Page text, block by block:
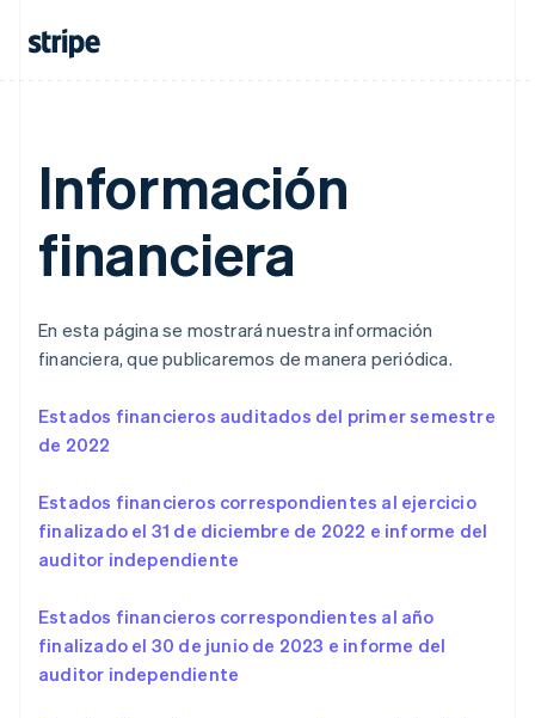
Información
financiera
En esta página se mostrará nuestra información
financiera, que publicaremos de manera periódica.
Estados financieros auditados del primer semestre
de 2022
Estados financieros correspondientes al ejercicio
finalizado el 31 de diciembre de 2022 e informe del
auditor independiente
Estados financieros correspondientes al año
finalizado el 30 de junio de 2023 e informe del
auditor independiente
Finlandia
English
Grecia
English
English
India
Irlanda
English
ItalianoEnglish
日本語
English
Liechtenstein
Deutsch English
Luxemburgo
Français Deutsch English
Malasia